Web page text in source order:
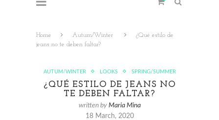
Home Autum/Winter
¿Qué estilo de
jeans no te deben faltar?
AUTUM/WINTER LOOKS SPRING/SUMMER
¿QUÉ ESTILO DE JEANS NO
TE DEBEN FALTAR?
written by Maria Mina
18 March, 2020